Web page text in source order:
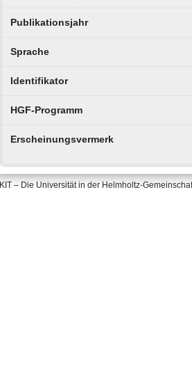
Publikationsjahr
Sprache
Identifikator
HGF-Programm
Erscheinungsvermerk
KIT – Die Universität in der Helmholtz-